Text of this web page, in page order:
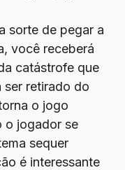
sorte de pegar a
você receberá
catástrofe que
ser retirado do
o jogo
o jogador se
sequer
é interessante